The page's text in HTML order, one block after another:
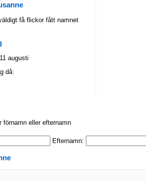
få flickor fått namnet
augusti
då:
eller efternamn
Efternamn: